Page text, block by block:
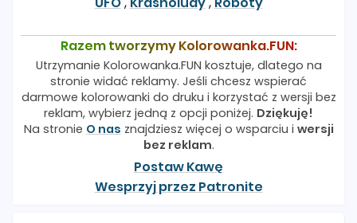
Razem tworzymy Kolorowanka.FUN:
Utrzymanie Kolorowanka.FUN kosztuje, dlatego na
stronie widać reklamy. Jeśli chcesz wspierać
darmowe kolorowanki do druku i korzystać z wersji bez
reklam, wybierz jedną z opcji poniżej. Dziękuję!
Na stronie O nas znajdziesz więcej o wsparciu i wersji
bez reklam.
Postaw Kawę
Wesprzyj przez Patronite